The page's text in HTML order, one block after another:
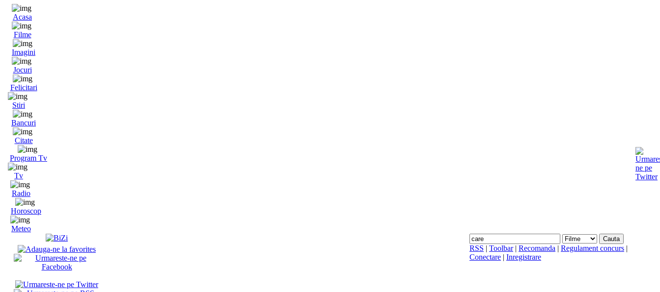
Acasa
Filme
Imagini
Jocuri
Felicitari
Stiri
Bancuri
Citate
Program Tv
Tv
Radio
Horoscop
Meteo
RSS | Toolbar| Recomanda | Regulament concurs |
Conectare | Inregistrare